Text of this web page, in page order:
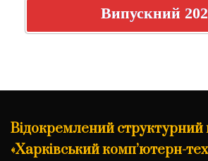
Випускний
Відокремлений структурний
«Харківський комп’ютерн-